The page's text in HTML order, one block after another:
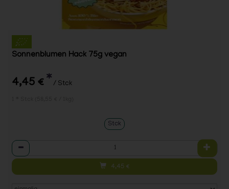
Sonnenblumen Hack 75g vegan
4,45 € * / Stck
Stck
Anzahl
4,45 €